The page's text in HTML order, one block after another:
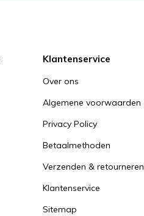
Klantenservice
Over ons
Algemene voorwaarden
Privacy Policy
Betaalmethoden
Verzenden & retourneren
Klantenservice
Sitemap